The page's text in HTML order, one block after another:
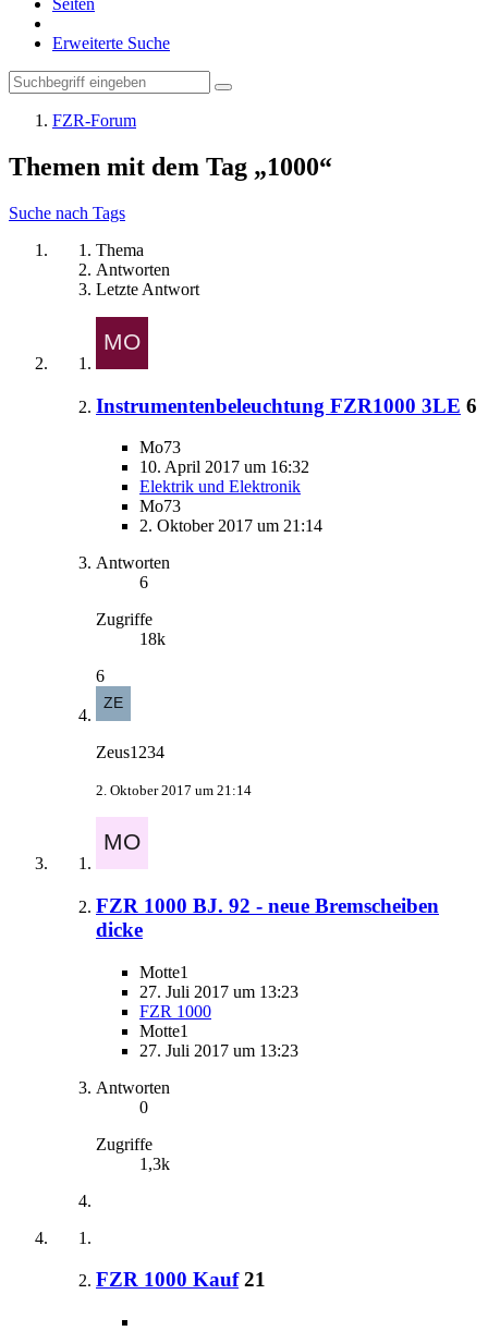
Seiten
Erweiterte Suche
FZR-Forum
Themen mit dem Tag „1000“
Suche nach Tags
Thema
Antworten
Letzte Antwort
Instrumentenbeleuchtung FZR1000 3LE 6
Mo73
10. April 2017 um 16:32
Elektrik und Elektronik
Mo73
2. Oktober 2017 um 21:14
Antworten
6
Zugriffe
18k
6
Zeus1234
2. Oktober 2017 um 21:14
FZR 1000 BJ. 92 - neue Bremscheiben
dicke
Motte1
27. Juli 2017 um 13:23
FZR 1000
Motte1
27. Juli 2017 um 13:23
Antworten
0
Zugriffe
1,3k
FZR 1000 Kauf 21